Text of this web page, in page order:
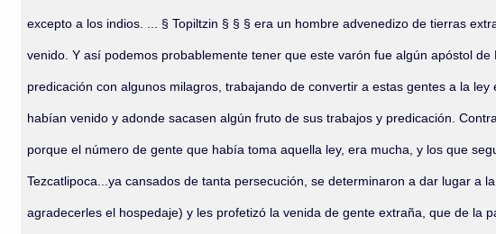
excepto a los indios. ... § Topiltzin § § § era un hombre advenedizo de tierras
venido. Y así podemos probablemente tener que este varón fue algún apóstol
predicación con algunos milagros, trabajando de convertir a estas gentes a la
habían venido y adonde sacasen algún fruto de sus trabajos y predicación.
porque el número de gente que había toma aquella ley, era mucha, y los que
Tezcatlipoca...ya cansados de tanta persecución, se determinaron a dar lugar a
agradecerles el hospedaje) y les profetizó la venida de gente extraña, que de la